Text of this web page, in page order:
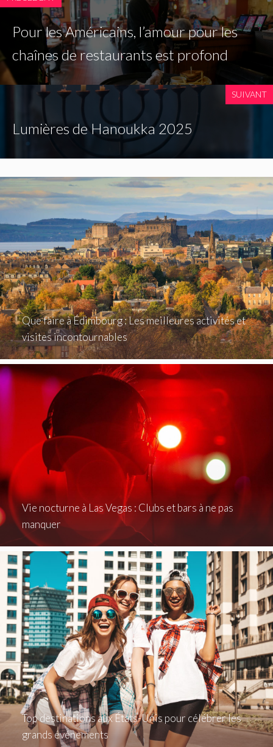
Pour les Américains, l’amour pour les
chaînes de restaurants est profond
SUIVANT
Lumières de Hanoukka 2025
Que faire à Édimbourg : Les meilleures activités et
visites incontournables
Vie nocturne à Las Vegas : Clubs et bars à ne pas
manquer
Top destinations aux États-Unis pour célébrer les
grands événements